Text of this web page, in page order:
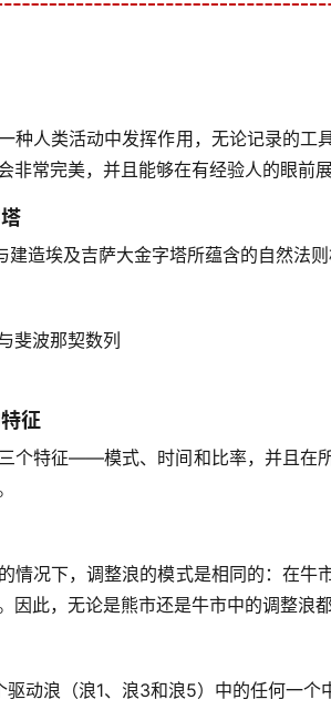
种人类活动中发挥作用，无论记录的
非常完美，并且能够在有经验人的眼前展
建造埃及吉萨大金字塔所蕴含的自然法则
斐波那契数列
征
个特征——模式、时间和比率，并且在
情况下，调整浪的模式是相同的：在
因此，无论是熊市还是牛市中的调整浪
动浪（浪1、浪3和浪5）中的任何一个